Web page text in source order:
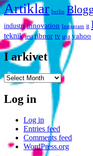
Artiklar berlin
industri innovation Instagram it
teknik test tibnor tv usa yahoo
I arkivet
I
arkivet
Log in
Log in
Entries feed
Comments feed
WordPress.org